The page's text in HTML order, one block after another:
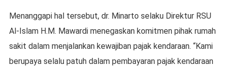
Menanggapi hal tersebut, dr. Minarto selaku Direktur RSU
Al-Islam H.M. Mawardi menegaskan komitmen pihak rumah
sakit dalam menjalankan kewajiban pajak kendaraan. “Kami
berupaya selalu patuh dalam pembayaran pajak kendaraan